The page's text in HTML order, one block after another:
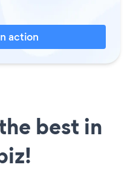
action
best in